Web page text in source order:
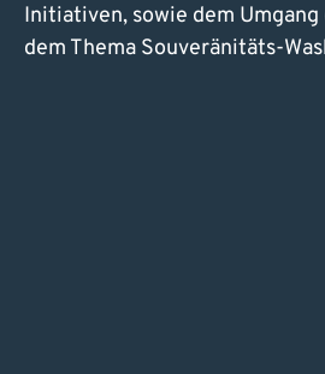
Initiativen, sowie dem Umgang
dem Thema Souveränitäts-